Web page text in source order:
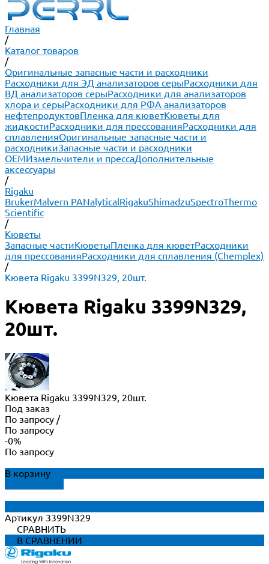
Главная
/
Каталог товаров
/
Оригинальные запасные части и расходники
Расходники для ЭД анализаторов серыРасходники для
ВД анализаторов серыРасходники для анализаторов
хлора и серыРасходники для РФА анализаторов
нефтепродуктовПленка для кюветКюветы для
жидкостиРасходники для прессованияРасходники для
сплавленияОригинальные запасные части и
расходникиЗапасные части и расходники
ОЕМИзмельчители и прессаДополнительные
аксессуары
/
Rigaku
BrukerMalvern PANalyticalRigakuShimadzuSpectroThermo
Scientific
/
Кюветы
Запасные частиКюветыПленка для кюветРасходники
для прессованияРасходники для сплавления (Chemplex)
/
Кювета Rigaku 3399N329, 20шт.
Кювета Rigaku 3399N329,
20шт.
Кювета Rigaku 3399N329, 20шт.
Под заказ
По запросу /
По запросу
-0%
По запросу
В корзину
Артикул 3399N329
СРАВНИТЬ
В СРАВНЕНИИ